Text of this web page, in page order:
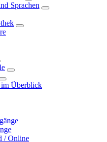
Sprachen
im Überblick
/ Online